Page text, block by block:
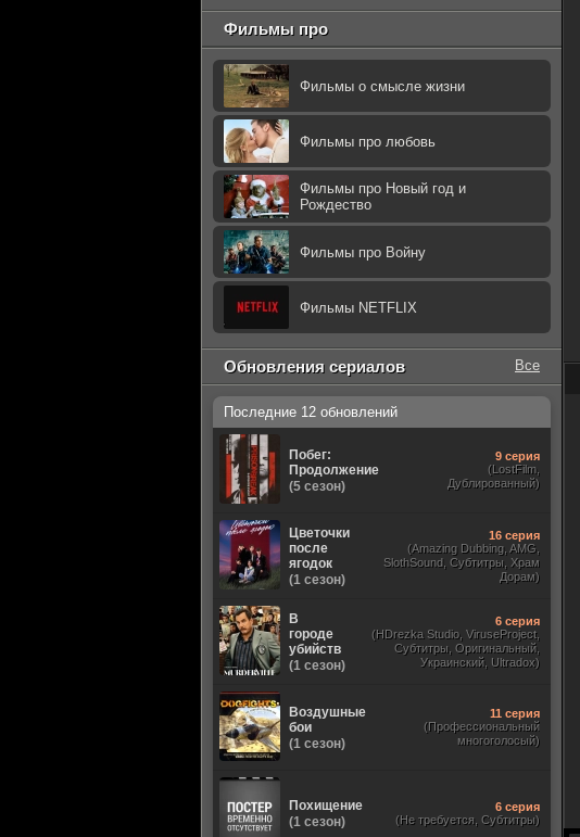
Фильмы про
Фильмы о смысле жизни
Фильмы про любовь
Фильмы про Новый год и
Рождество
Фильмы про Войну
Фильмы NETFLIX
Обновления сериалов Все
Последние 12 обновлений
Побег:
Продолжение
(5 сезон)
9 серия
(LostFilm,
Дублированный)
Цветочки
после
ягодок
(1 сезон)
16 серия
(Amazing Dubbing, AMG,
SlothSound, Субтитры, Храм
Дорам)
В
городе
убийств
(1 сезон)
6 серия
(HDrezka Studio, ViruseProject,
Субтитры, Оригинальный,
Украинский, Ultradox)
Воздушные
бои
(1 сезон)
11 серия
(Профессиональный
многоголосый)
Похищение
(1 сезон)
6 серия
(Не требуется, Субтитры)